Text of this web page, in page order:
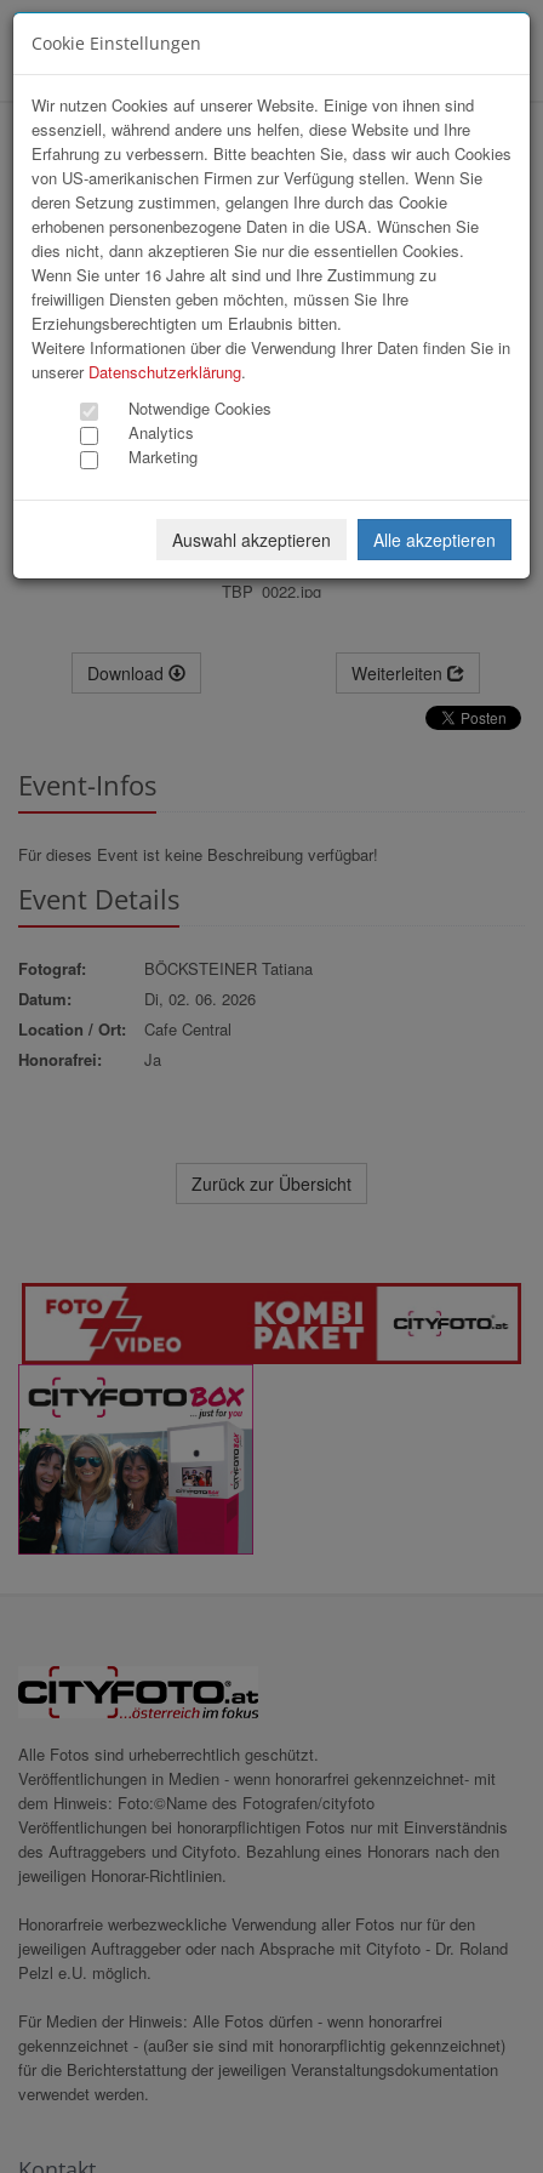
HAK-Event 2026
TBP_0022.jpg
Download Weiterleiten
Event-Infos
Für dieses Event ist keine Beschreibung verfügbar!
Event Details
Fotograf:
BÖCKSTEINER Tatiana
Datum:
Di, 02. 06. 2026
Location / Ort:
Cafe Central
Honorafrei:
Ja
Zurück zur Übersicht
Alle Fotos sind urheberrechtlich geschützt.
Veröffentlichungen in Medien - wenn honorarfrei gekennzeichnet- mit
dem Hinweis: Foto:©Name des Fotografen/cityfoto
Veröffentlichungen bei honorarpflichtigen Fotos nur mit Einverständnis
des Auftraggebers und Cityfoto. Bezahlung eines Honorars nach den
jeweiligen Honorar-Richtlinien.
Honorarfreie werbezweckliche Verwendung aller Fotos nur für den
jeweiligen Auftraggeber oder nach Absprache mit Cityfoto - Dr. Roland
Pelzl e.U. möglich.
Für Medien der Hinweis: Alle Fotos dürfen - wenn honorarfrei
gekennzeichnet - (außer sie sind mit honorarpflichtig gekennzeichnet)
für die Berichterstattung der jeweiligen Veranstaltungsdokumentation
verwendet werden.
Cookie Einstellungen
Wir nutzen Cookies auf unserer Website. Einige von ihnen sind
essenziell, während andere uns helfen, diese Website und Ihre
Erfahrung zu verbessern. Bitte beachten Sie, dass wir auch Cookies
von US-amerikanischen Firmen zur Verfügung stellen. Wenn Sie
deren Setzung zustimmen, gelangen Ihre durch das Cookie
erhobenen personenbezogene Daten in die USA. Wünschen Sie
dies nicht, dann akzeptieren Sie nur die essentiellen Cookies.
Wenn Sie unter 16 Jahre alt sind und Ihre Zustimmung zu
freiwilligen Diensten geben möchten, müssen Sie Ihre
Erziehungsberechtigten um Erlaubnis bitten.
Weitere Informationen über die Verwendung Ihrer Daten finden Sie in
unserer Datenschutzerklärung.
Notwendige Cookies
Analytics
Marketing
Auswahl akzeptieren Alle akzeptieren